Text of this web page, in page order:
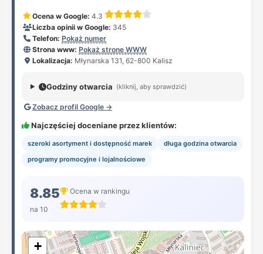
Ocena w Google: 4.3
Liczba opinii w Google: 345
Telefon: Pokaż numer
Strona www: Pokaż stronę WWW
Lokalizacja: Młynarska 131, 62-800 Kalisz
Godziny otwarcia (kliknij, aby sprawdzić)
Zobacz profil Google →
Najczęściej doceniane przez klientów:
szeroki asortyment i dostępność marek
długa godzina otwarcia
programy promocyjne i lojalnościowe
8.85
na 10
Ocena w rankingu
+